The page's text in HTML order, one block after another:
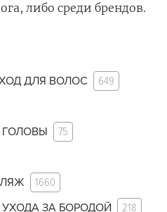
либо среди брендов.
ДЛЯ ВОЛОС 649
75
1660
УХОДА ЗА БОРОДОЙ 218